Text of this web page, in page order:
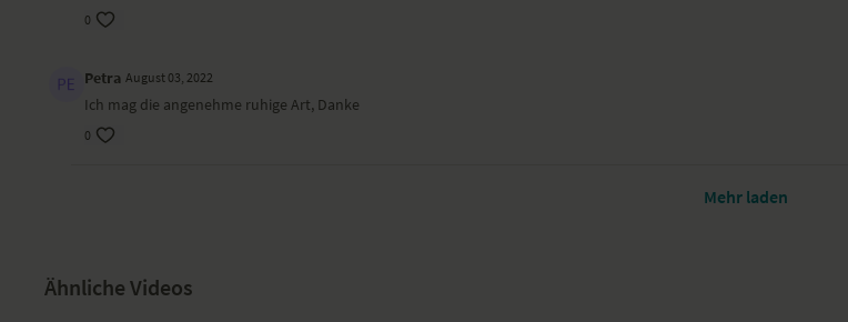
0
Petra August 03, 2022
Ich mag die angenehme ruhige Art, Danke
0
Mehr laden
Ähnliche Videos